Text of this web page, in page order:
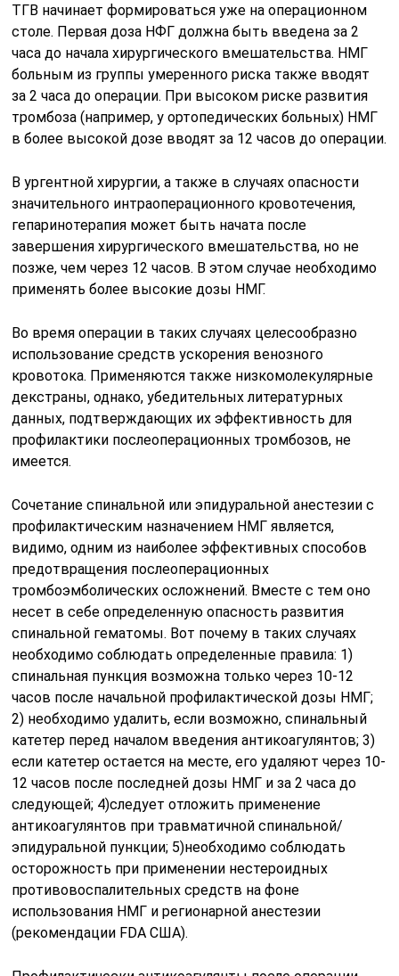
ТГВ начинает формироваться уже на операционном
столе. Первая доза НФГ должна быть введена за 2
часа до начала хирургического вмешательства. НМГ
больным из группы умеренного риска также вводят
за 2 часа до операции. При высоком риске развития
тромбоза (например, у ортопедических больных) НМГ
в более высокой дозе вводят за 12 часов до операции.
В ургентной хирургии, а также в случаях опасности
значительного интраоперационного кровотечения,
гепаринотерапия может быть начата после
завершения хирургического вмешательства, но не
позже, чем через 12 часов. В этом случае необходимо
применять более высокие дозы НМГ.
Во время операции в таких случаях целесообразно
использование средств ускорения венозного
кровотока. Применяются также низкомолекулярные
декстраны, однако, убедительных литературных
данных, подтверждающих их эффективность для
профилактики послеоперационных тромбозов, не
имеется.
Сочетание спинальной или эпидуральной анестезии с
профилактическим назначением НМГ является,
видимо, одним из наиболее эффективных способов
предотвращения послеоперационных
тромбоэмболических осложнений. Вместе с тем оно
несет в себе определенную опасность развития
спинальной гематомы. Вот почему в таких случаях
необходимо соблюдать определенные правила: 1)
спинальная пункция возможна только через 10-12
часов после начальной профилактической дозы НМГ;
2) необходимо удалить, если возможно, спинальный
катетер перед началом введения антикоагулянтов; 3)
если катетер остается на месте, его удаляют через 10-
12 часов после последней дозы НМГ и за 2 часа до
следующей; 4)следует отложить применение
антикоагулянтов при травматичной спинальной/
эпидуральной пункции; 5)необходимо соблюдать
осторожность при применении нестероидных
противовоспалительных средств на фоне
использования НМГ и регионарной анестезии
(рекомендации FDA США).